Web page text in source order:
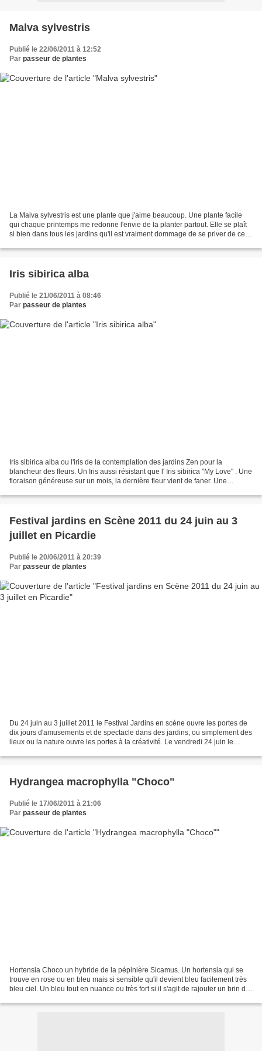
Malva sylvestris
Publié le 22/06/2011 à 12:52
Par passeur de plantes
La Malva sylvestris est une plante que j'aime beaucoup. Une plante facile
qui chaque printemps me redonne l'envie de la planter partout. Elle se plaît
si bien dans tous les jardins qu'il est vraiment dommage de se priver de cette
Iris sibirica alba
Publié le 21/06/2011 à 08:46
Par passeur de plantes
Iris sibirica alba ou l'iris de la contemplation des jardins Zen pour la
blancheur des fleurs. Un Iris aussi résistant que l' Iris sibirica "My Love" . Une
floraison généreuse sur un mois, la dernière fleur vient de faner. Une
Festival jardins en Scène 2011 du 24 juin au 3
juillet en Picardie
Publié le 20/06/2011 à 20:39
Par passeur de plantes
Du 24 juin au 3 juillet 2011 le Festival Jardins en scène ouvre les portes de
dix jours d'amusements et de spectacle dans des jardins, ou simplement des
lieux ou la nature ouvre les portes à la créativité. Le vendredi 24 juin le
Hydrangea macrophylla "Choco"
Publié le 17/06/2011 à 21:06
Par passeur de plantes
Hortensia Choco un hybride de la pépinière Sicamus. Un hortensia qui se
trouve en rose ou en bleu mais si sensible qu'il devient bleu facilement très
bleu ciel. Un bleu tout en nuance ou très fort si il s'agit de rajouter un brin de